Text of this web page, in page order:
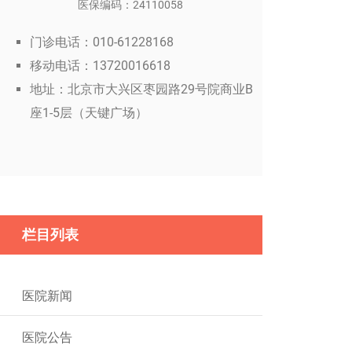
医保编码：24110058
门诊电话：010-61228168
移动电话：13720016618
地址：北京市大兴区枣园路29号院商业B
座1-5层（天键广场）
栏目列表
医院新闻
医院公告